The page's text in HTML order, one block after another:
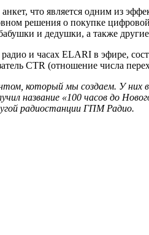
что является одним из
решения о покупке
и дедушки, а также
и часах ELARI в эфире,
CTR (отношение числа
который мы создаем. У них
название «100 часов до
радиостанции ГПМ Радио.